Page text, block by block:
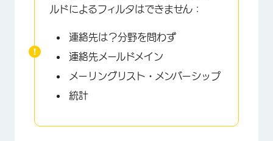
ルドによるフィルタはできません：
連絡先は？分野を問わず
連絡先メールドメイン
メーリングリスト・メンバーシップ
統計